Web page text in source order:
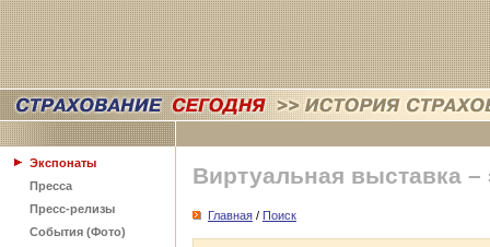
Экспонаты
Пресса
Пресс-релизы
События (Фото)
Виртуальная выставка –
Главная / Поиск